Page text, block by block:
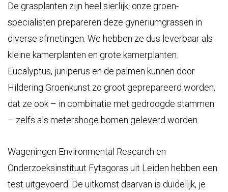
De grasplanten zijn heel sierlijk, onze groen-
specialisten prepareren deze gyneriumgrassen in
diverse afmetingen. We hebben ze dus leverbaar als
kleine kamerplanten en grote kamerplanten.
Eucalyptus, juniperus en de palmen kunnen door
Hildering Groenkunst zo groot geprepareerd worden,
dat ze ook – in combinatie met gedroogde stammen
– zelfs als metershoge bomen geleverd worden.
Wageningen Environmental Research en
Onderzoeksinstituut Fytagoras uit Leiden hebben een
test uitgevoerd. De uitkomst daarvan is duidelijk, je